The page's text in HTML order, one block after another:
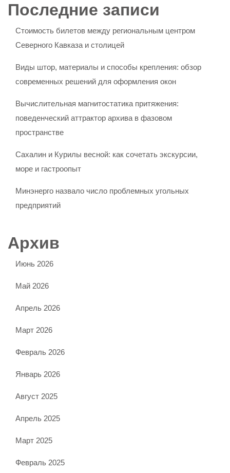
Последние записи
Стоимость билетов между региональным центром
Северного Кавказа и столицей
Виды штор, материалы и способы крепления: обзор
современных решений для оформления окон
Вычислительная магнитостатика притяжения:
поведенческий аттрактор архива в фазовом
пространстве
Сахалин и Курилы весной: как сочетать экскурсии,
море и гастроопыт
Минэнерго назвало число проблемных угольных
предприятий
Архив
Июнь 2026
Май 2026
Апрель 2026
Март 2026
Февраль 2026
Январь 2026
Август 2025
Апрель 2025
Март 2025
Февраль 2025